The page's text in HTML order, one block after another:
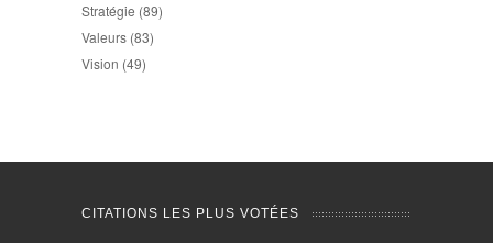
Stratégie (89)
Valeurs (83)
Vision (49)
CITATIONS LES PLUS VOTÉES